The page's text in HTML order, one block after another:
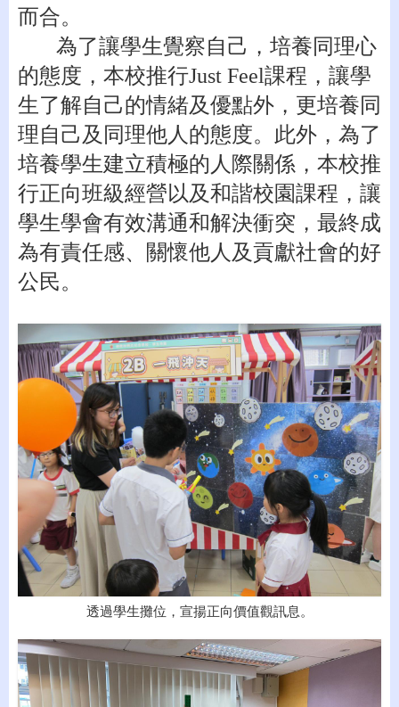
而合。
為了讓學生覺察自己，培養同理心
的態度，本校推行Just Feel課程，讓學
生了解自己的情緒及優點外，更培養同
理自己及同理他人的態度。此外，為了
培養學生建立積極的人際關係，本校推
行正向班級經營以及和諧校園課程，讓
學生學會有效溝通和解決衝突，最終成
為有責任感、關懷他人及貢獻社會的好
公民。
透過學生攤位，宣揚正向價值觀訊息。